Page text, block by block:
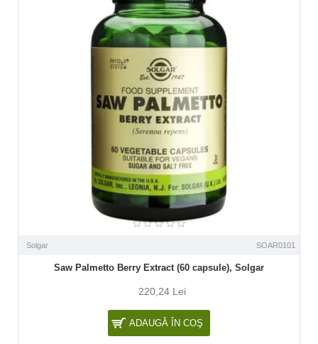
Solgar SOAR0101
Saw Palmetto Berry Extract (60 capsule), Solgar
220,24 Lei
ADAUGĂ ÎN COŞ